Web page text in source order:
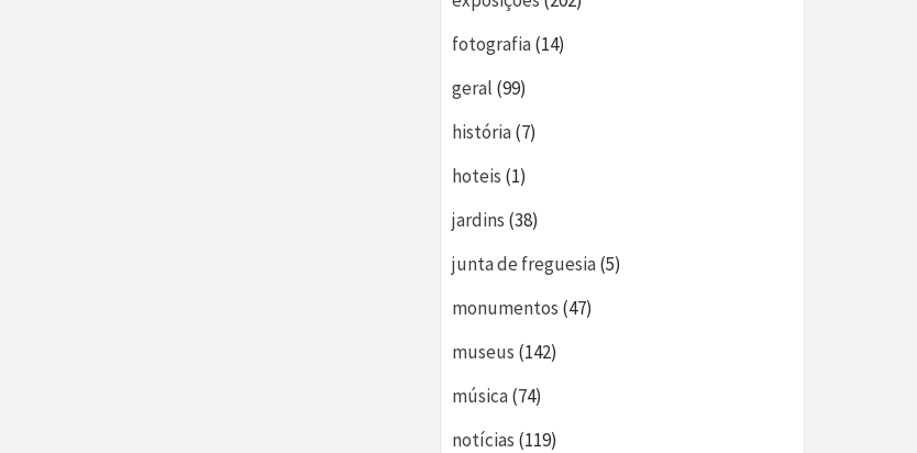
fotografia(14)
geral (99)
história(7)
hoteis (1)
jardins (38)
junta de freguesia(5)
monumentos (47)
museus (142)
música(74)
notícias (119)